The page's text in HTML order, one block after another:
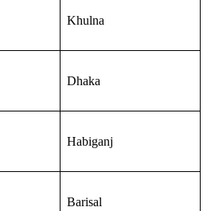
Khulna
Dhaka
Habiganj
Barisal